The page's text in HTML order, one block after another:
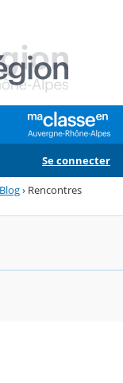
Se connecter
Blog› Rencontres